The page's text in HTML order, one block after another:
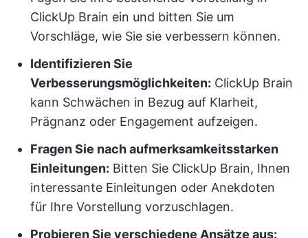
ClickUp Brain ein und bitten Sie um
Vorschläge, wie Sie sie verbessern können.
Identifizieren Sie
Verbesserungsmöglichkeiten: ClickUp Brain
kann Schwächen in Bezug auf Klarheit,
Prägnanz oder Engagement aufzeigen.
Fragen Sie nach aufmerksamkeitsstarken
Einleitungen: Bitten Sie ClickUp Brain, Ihnen
interessante Einleitungen oder Anekdoten
für Ihre Vorstellung vorzuschlagen.
Probieren Sie verschiedene Ansätze aus: